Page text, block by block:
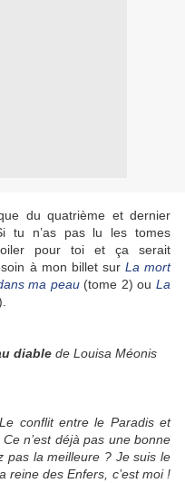
du quatrième et dernier
tu n’as pas lu les tomes
pour toi et ça serait
à mon billet sur La mort
ma peau(tome 2) ouLa
diable de Louisa Méonis
conflit entre le Paradis et
n’est déjà pas une bonne
pas la meilleure ? Je suis le
reine des Enfers, c’est moi !